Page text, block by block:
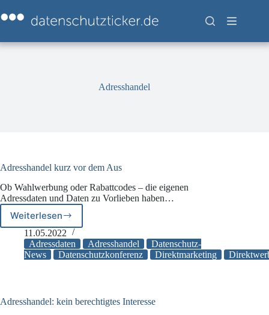
Inhalt
springen
Adresshandel
Adresshandel kurz vor dem Aus
Ob Wahlwerbung oder Rabattcodes – die eigenen
Adressdaten und Daten zu Vorlieben haben…
WeiterlesenAdresshandel
kurz
vor
dem
11.05.2022
Adressdaten
Adresshandel
Datenschutz-
News
Datenschutzkonferenz Direktmarketing
Adresshandel: kein berechtigtes Interesse